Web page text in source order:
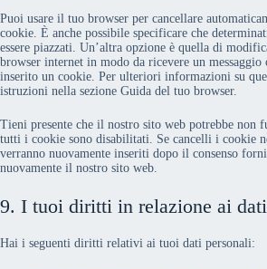
Puoi usare il tuo browser per cancellare
cookie. È anche possibile specificare che
essere piazzati. Un’altra opzione è quella di
browser internet in modo da ricevere un
inserito un cookie. Per ulteriori informazioni su
istruzioni nella sezione Guida del tuo browser.
Tieni presente che il nostro sito web potrebbe non
tutti i cookie sono disabilitati. Se cancelli i cookie
verranno nuovamente inseriti dopo il consenso
nuovamente il nostro sito web.
9. I tuoi diritti in relazione ai
Hai i seguenti diritti relativi ai tuoi dati personali: